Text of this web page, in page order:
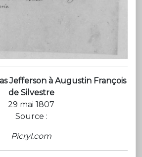
Jefferson à Augustin François
de Silvestre
29 mai 1807
Source :
Picryl.com